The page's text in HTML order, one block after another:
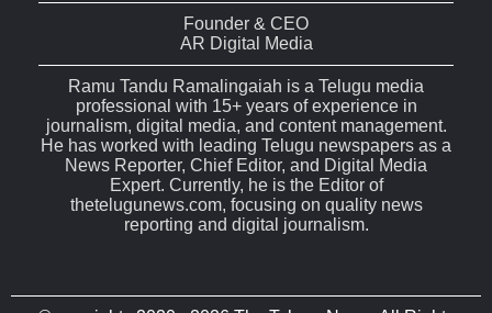
Founder & CEO
AR Digital Media
Ramu Tandu Ramalingaiah is a Telugu media
professional with 15+ years of experience in
journalism, digital media, and content management.
He has worked with leading Telugu newspapers as a
News Reporter, Chief Editor, and Digital Media
Expert. Currently, he is the Editor of
thetelugunews.com, focusing on quality news
reporting and digital journalism.